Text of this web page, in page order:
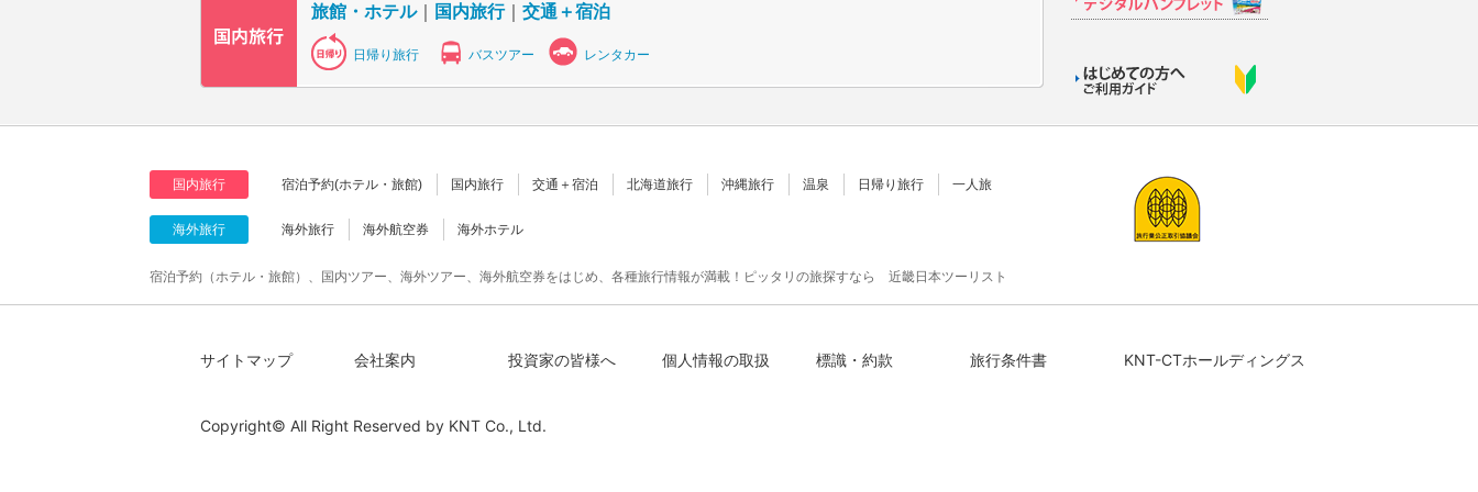
旅館・ホテル｜ 国内旅行｜ 交通＋宿泊
日帰り旅行 バスツアー レンタカー
国内旅行 宿泊予約(ホテル・旅館) 国内旅行 交通＋宿泊 北海道旅行 沖縄旅行 温泉 日帰り旅行 一人旅
海外旅行 海外旅行 海外航空券 海外ホテル
宿泊予約（ホテル・旅館）、国内ツアー、海外ツアー、海外航空券をはじめ、各種旅行情報が満載！ピッタリの旅探すなら 近畿日本ツーリスト
サイトマップ 会社案内 投資家の皆様へ 個人情報の取扱 標識・約款 旅行条件書 KNT-CTホールディングス
Copyright© All Right Reserved by KNT Co., Ltd.